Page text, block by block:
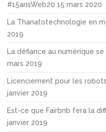
#15ansWeb20 15 mars 2020
La Thanatotechnologie en
2019
La défiance au numérique
mars 2019
Licenciement pour les
janvier 2019
Est-ce que Fairbnb fera la
janvier 2019